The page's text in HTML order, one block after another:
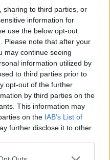
sharing to third parties, or
information for
use the below opt-out
Please note that after your
may continue seeing
information utilized by
to third parties prior to
opt-out of the further
by third parties on the
This information may
on the IAB’s List of
further disclose it to other
uses one or more Google
a blog. de bármilyen
pofabefe.
akartam leszopni